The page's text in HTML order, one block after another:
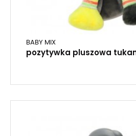
BABY MIX
pozytywka pluszowa